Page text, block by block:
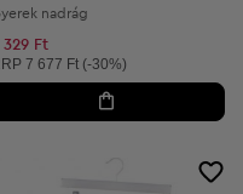
nadrág
329 Ft
ár:
7 677 Ft (-30%)